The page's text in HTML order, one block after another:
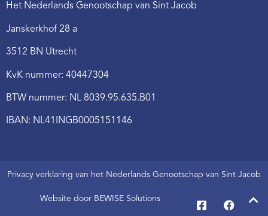
Het Nederlands Genootschap van Sint Jacob
Janskerkhof 28 a
3512 BN Utrecht
KvK nummer: 40447304
BTW nummer: NL 8039.95.635.B01
IBAN: NL41INGB0005151146
Privacy verklaring van het Nederlands Genootschap van Sint Jacob
Website door BEWISE Solutions